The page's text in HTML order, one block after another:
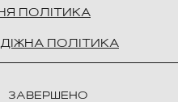
ПОЛІТИКА
ПОЛІТИКА
ЗАВЕРШЕНО